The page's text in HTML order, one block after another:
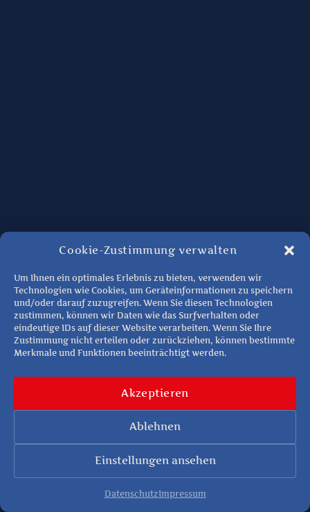
Cookie-Zustimmung verwalten
Um Ihnen ein optimales Erlebnis zu bieten, verwenden wir
Technologien wie Cookies, um Geräteinformationen zu speichern
und/oder darauf zuzugreifen. Wenn Sie diesen Technologien
zustimmen, können wir Daten wie das Surfverhalten oder
eindeutige IDs auf dieser Website verarbeiten. Wenn Sie Ihre
Zustimmung nicht erteilen oder zurückziehen, können bestimmte
Merkmale und Funktionen beeinträchtigt werden.
Akzeptieren
Ablehnen
Einstellungen ansehen
DatenschutzImpressum